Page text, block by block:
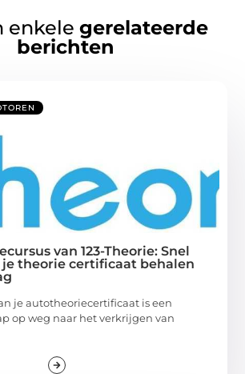
enkele gerelateerde
berichten
van 123-Theorie: Snel
theorie certificaat behalen
je autotheoriecertificaat is een
op weg naar het verkrijgen van